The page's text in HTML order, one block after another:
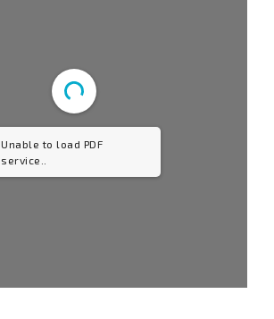
Unable to load PDF
service..